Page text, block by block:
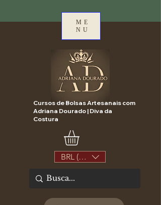
ME
NU
Cursos de Bolsas Artesanais com
Adriana Dourado | Diva da
Costura
BRL (R$)